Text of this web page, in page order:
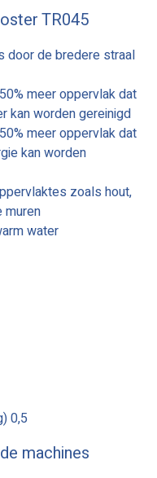
TR045
door de bredere straal
meer oppervlak dat
kan worden gereinigd
meer oppervlak dat
kan worden
zoals hout,
water
0,5
machines